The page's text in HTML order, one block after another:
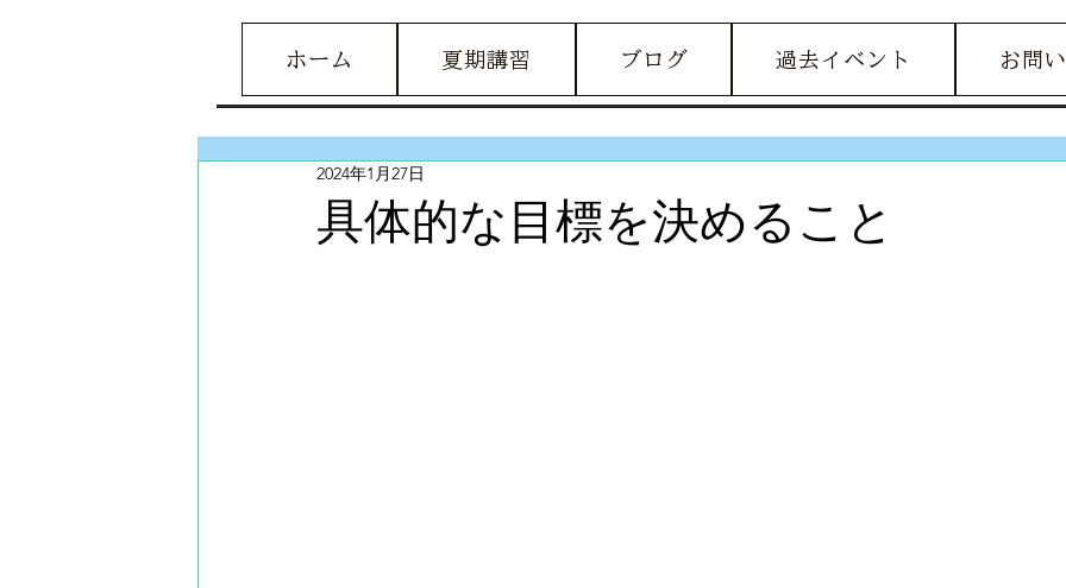
ホーム 夏期講習 ブログ 過去イベント お問
具体的な目標を決めること
2024年1月27日